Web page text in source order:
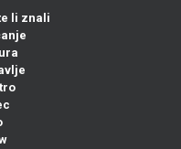
li znali